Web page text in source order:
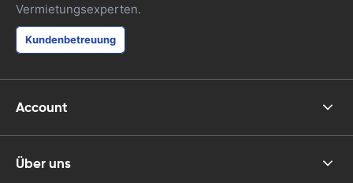
Vermietungsexperten.
Kundenbetreuung
Account
Über uns